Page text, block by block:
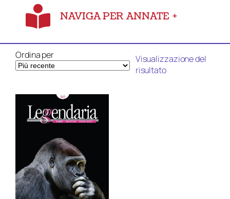
NAVIGA PER ANNATE +
Ordina per
Visualizzazione del
risultato